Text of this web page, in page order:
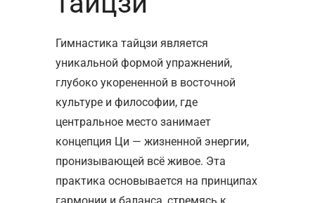
Гимнастика тайцзи является
уникальной формой упражнений,
глубоко укорененной в восточной
культуре и философии, где
центральное место занимает
концепция Ци — жизненной энергии,
пронизывающей всё живое. Эта
практика основывается на принципах
гармонии и баланса, стремясь к